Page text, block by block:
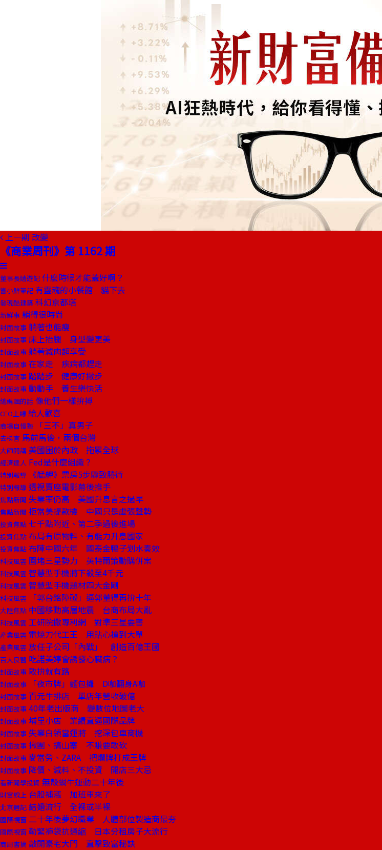
上一期 改變
《商業周刊》第 1162 期
董事長嬉遊記 什麼時候才能蓋好啊？
嘗小鮮筆記 有靈魂的小餐館 貓下去
發現酷建築 科幻京都塔
新鮮事 躺得很時尚
封面故事 躺著也能瘦
封面故事 床上抬腿 身型變更美
封面故事 躺著減肉超享受
封面故事 在家走 疾病都趕走
封面故事 踏踏步 健康好撇步
封面故事 動動手 養生樂快活
總編輯的話 像他們一樣拚搏
CEO上線 給人歡喜
商場自慢塾 「三不」真男子
去梯言 馬前馬後，兩個台灣
大師開講 美國困於內政 拖累全球
經濟達人 Fed是什麼組織？
特別報導 《艋舺》票房5步驟致勝術
特別報導 透視賣座電影幕後推手
焦點新聞 失業率仍高 美國升息言之過早
焦點新聞 拒當美提款機 中國只是虛張聲勢
投資焦點 七千點附近、第二季過後進場
投資焦點 布局有原物料、有能力升息國家
投資焦點 布陣中國六年 國泰金鴨子划水奏效
科技風雲 圍堵三星勢力 英特爾策動購併案
科技風雲 智慧型手機將下殺至4千元
科技風雲 智慧型手機題材四大金剛
科技風雲 「郭台銘障礙」逼郭董得再拚十年
大陸焦點 中國移動高層地震 台商布局大亂
科技風雲 工研院撒專利網 對準三星要害
產業風雲 電燒刀代工王 用貼心搶到大單
產業風雲 放任子公司「內戰」 創造百億王國
百大良醫 吃諾美婷會誘發心臟病？
封面故事 敢拚就有路
封面故事 「夜市牌」麵包攤 D咖翻身A咖
封面故事 百元牛排店 單店年營收破億
封面故事 40年老出版商 變數位地圖老大
封面故事 埔里小店 業績直逼國際品牌
封面故事 失業白領當運將 挖深包車商機
封面故事 揪團、搞山寨 不賺要敢砍
封面故事 麥當勞、ZARA 把爛牌打成王牌
封面故事 降價、減料、不投資 開店三大忌
看新聞學投資 無殼蝸牛運動二十年後
財富線上 台股補漲 加班車來了
北京週記 結婚流行 全裸或半裸
國際視窗 二十年後夢幻職業 人體部位製造商最夯
國際視窗 勒緊褲袋抗通縮 日本分租房子大流行
商周書摘 敲開豪宅大門 直擊致富秘訣